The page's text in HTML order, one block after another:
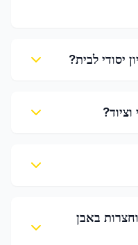
יסודי לבית?
באבן